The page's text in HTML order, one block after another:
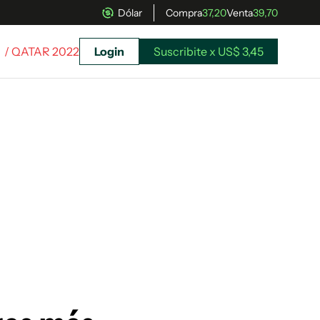
Dólar Compra37,20Venta39,70
Suscribite x US$ 3,45
/ QATAR 2022 Login Suscribite x US$ 3,45